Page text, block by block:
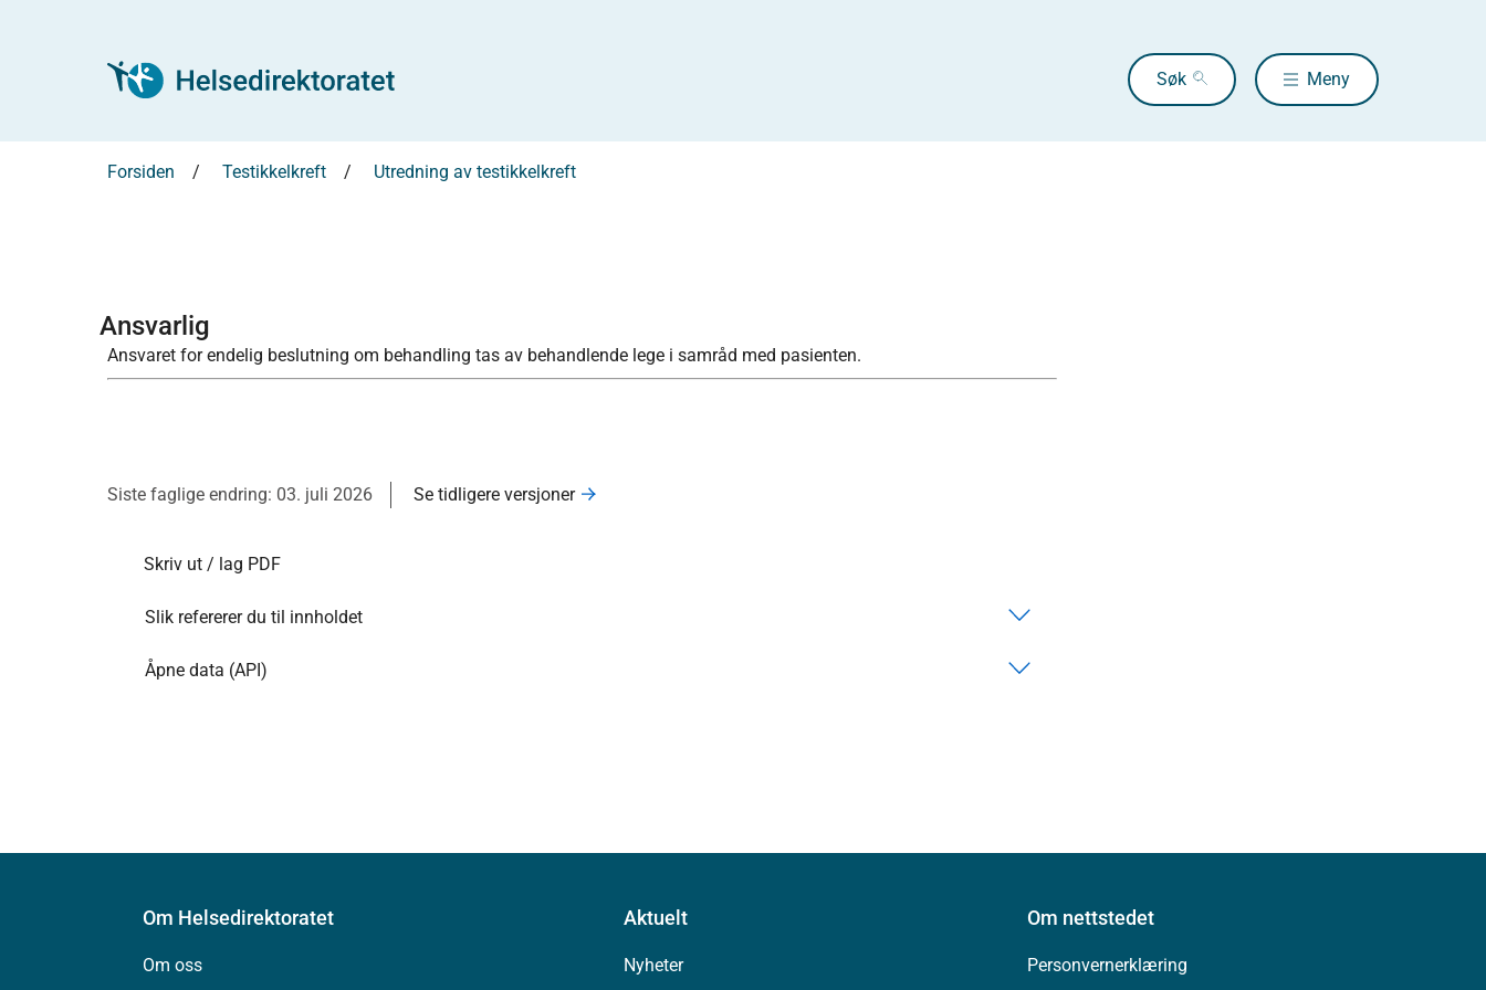
Søk Meny
Forsiden Testikkelkreft Utredning av testikkelkreft
Ansvarlig
Ansvaret for endelig beslutning om behandling tas av behandlende lege i samråd med pasienten.
Siste faglige endring: 03. juli 2026 Se tidligere versjoner
Skriv ut / lag PDF
Slik refererer du til innholdet
Åpne data (API)
Om Helsedirektoratet
Om oss
Aktuelt
Nyheter
Om nettstedet
Personvernerklæring